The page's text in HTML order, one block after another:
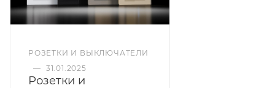
РОЗЕТКИ И ВЫКЛЮЧАТЕЛИ
— 31.01.2025
Розетки и